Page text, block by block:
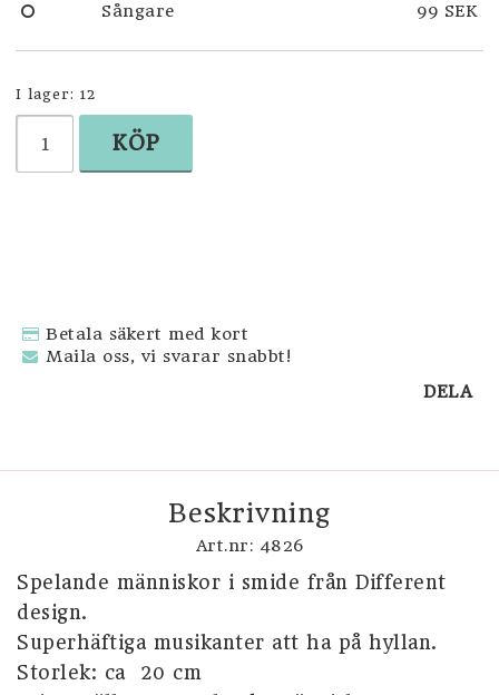
Sångare 99 SEK
I lager: 12
KÖP
Betala säkert med kort
Maila oss, vi svarar snabbt!
DELA
Beskrivning
Art.nr: 4826
Spelande människor i smide från Different
design.
Superhäftiga musikanter att ha på hyllan.
Storlek: ca  20 cm